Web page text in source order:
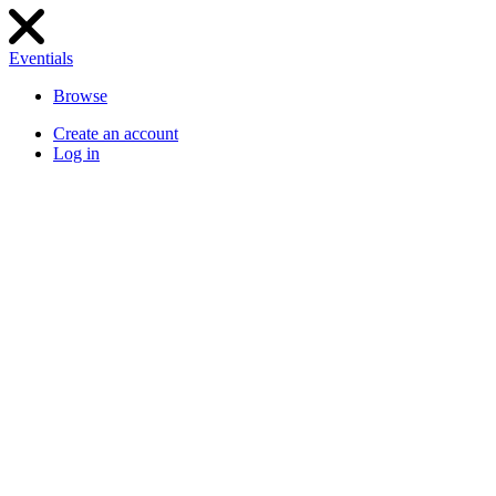
Eventials
Browse
Create an account
Log in